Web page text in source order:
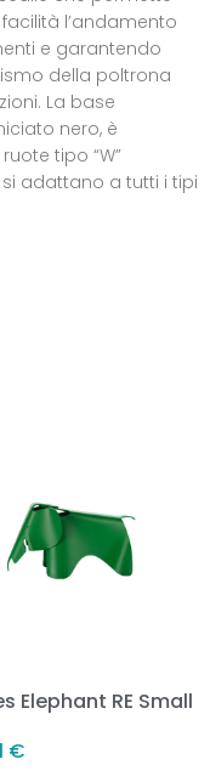
l’andamento
e garantendo
della poltrona
La base
nero, è
tipo “W”
adattano a tutti i tipi
Elephant RE Small
€